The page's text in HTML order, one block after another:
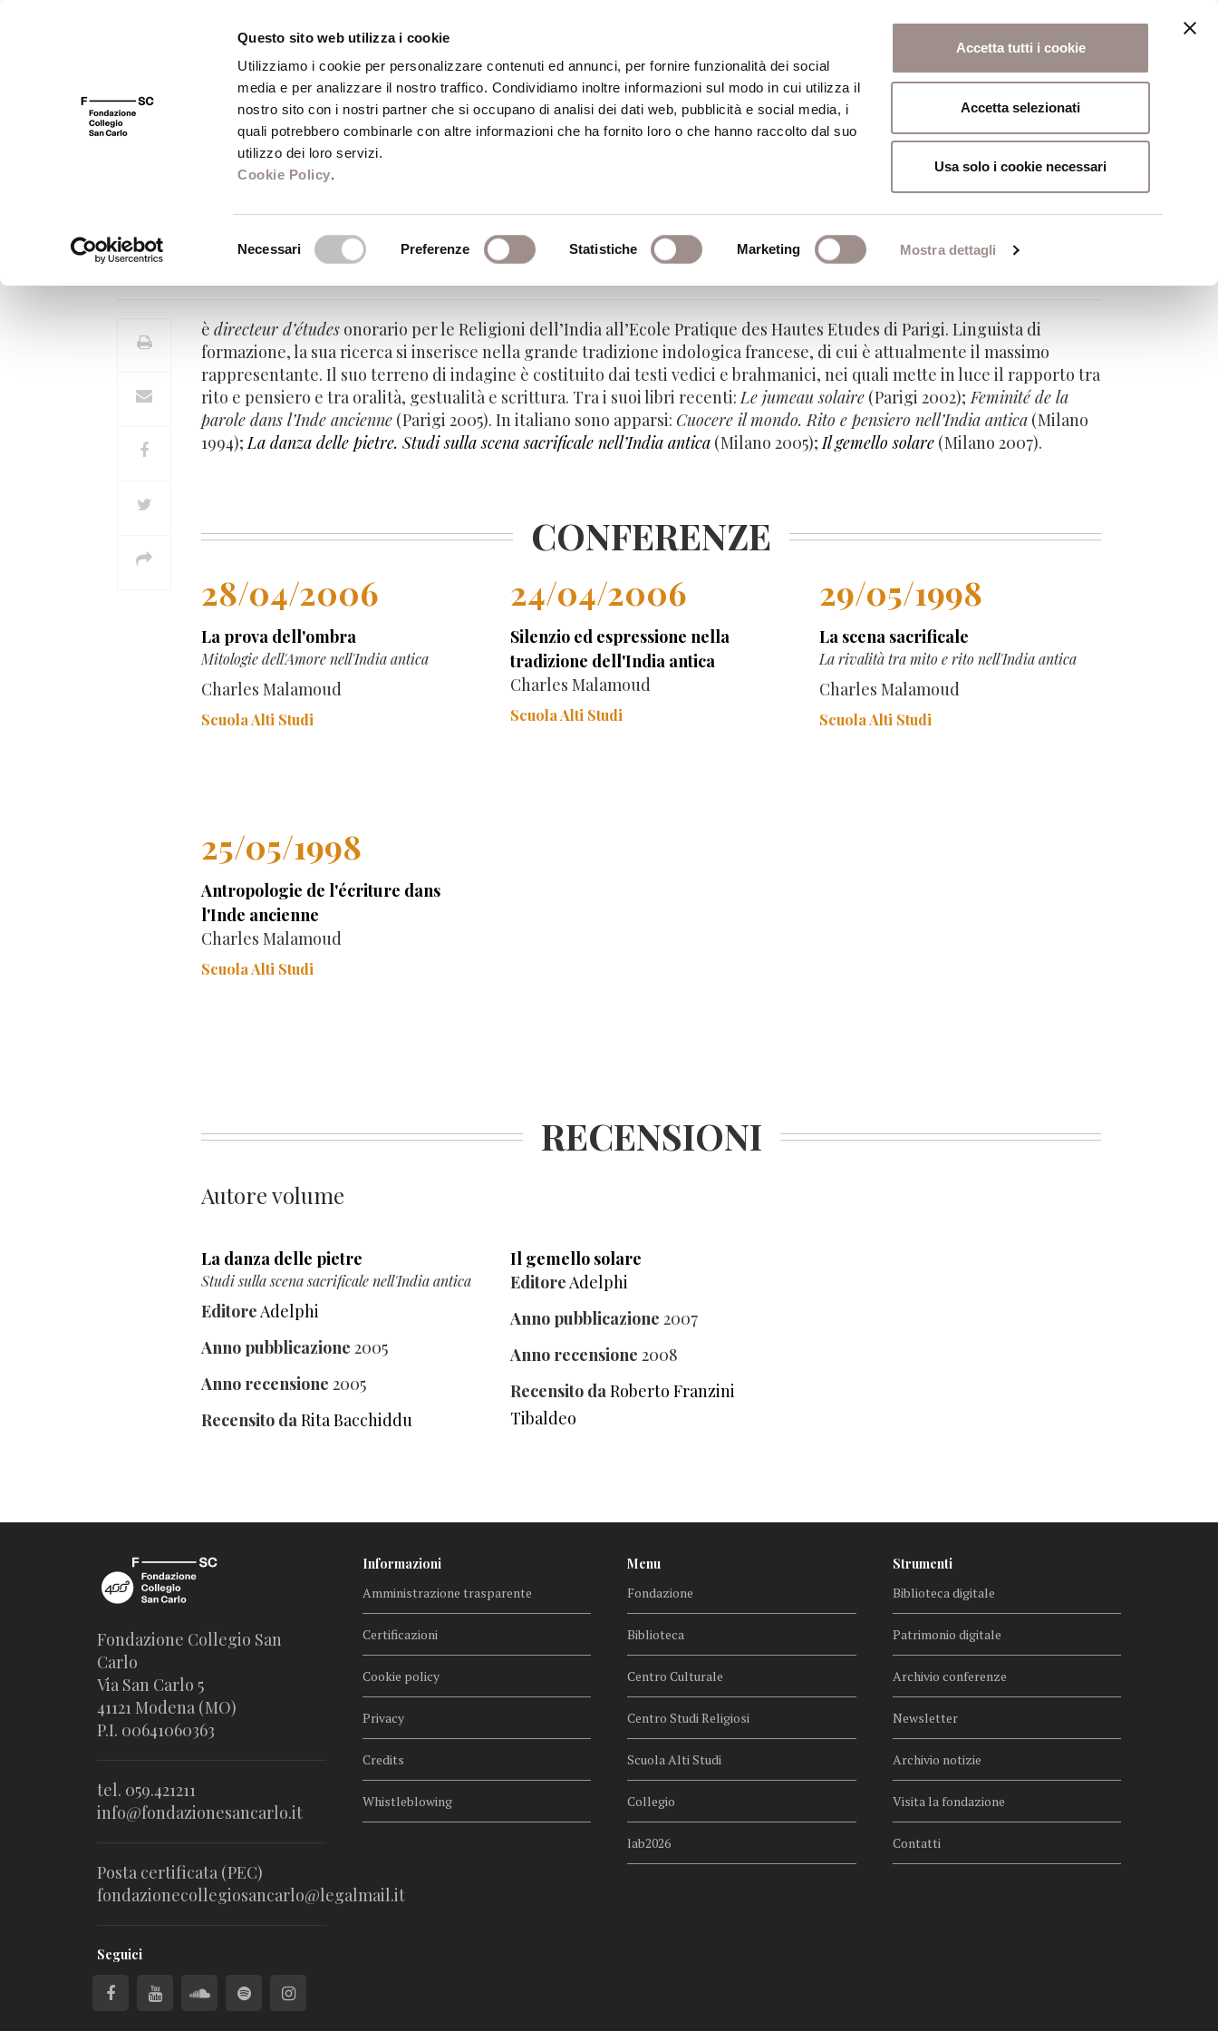
Questo sito web utilizza i cookie
Utilizziamo i cookie per personalizzare contenuti ed annunci, per fornire funzionalità dei social
media e per analizzare il nostro traffico. Condividiamo inoltre informazioni sul modo in cui utilizza il
nostro sito con i nostri partner che si occupano di analisi dei dati web, pubblicità e social media, i
quali potrebbero combinarle con altre informazioni che ha fornito loro o che hanno raccolto dal suo
utilizzo dei loro servizi.
Cookie Policy.
Necessari Preferenze Statistiche Marketing Mostra dettagli
Accetta tutti i cookie
Accetta selezionati
Usa solo i cookie necessari
FSC 400 Fondazione Biblioteca Centro Culturale Centro Studi Religiosi Scuola Alti Studi
Charles Malamoud
Directeur d'études per le Religioni dell'India - Ecole Pratique des Hautes Etudes, Paris
è directeur d’études onorario per le Religioni dell’India all’Ecole Pratique des Hautes Etudes di Parigi. Linguista di
formazione, la sua ricerca si inserisce nella grande tradizione indologica francese, di cui è attualmente il massimo
rappresentante. Il suo terreno di indagine è costituito dai testi vedici e brahmanici, nei quali mette in luce il rapporto tra
rito e pensiero e tra oralità, gestualità e scrittura. Tra i suoi libri recenti:Le jumeau solaire (Parigi 2002); Feminité de la
parole dans l’Inde ancienne (Parigi 2005). In italiano sono apparsi: Cuocere il mondo. Rito e pensiero nell’India antica (Milano
1994);La danza delle pietre. Studi sulla scena sacrificale nell’India antica (Milano 2005);Il gemello solare (Milano 2007).
CONFERENZE
28/04/2006
La prova dell'ombra
Mitologie dell'Amore nell'India antica
Charles Malamoud
Scuola Alti Studi
24/04/2006
Silenzio ed espressione nella
tradizione dell'India antica
Charles Malamoud
Scuola Alti Studi
29/05/1998
La scena sacrificale
La rivalità tra mito e rito nell'India antica
Charles Malamoud
Scuola Alti Studi
25/05/1998
Antropologie de l'écriture dans
l'Inde ancienne
Charles Malamoud
Scuola Alti Studi
RECENSIONI
Autore volume
La danza delle pietre
Studi sulla scena sacrificale nell'India antica
EditoreAdelphi
Anno pubblicazione 2005
Anno recensione 2005
Recensito daRita Bacchiddu
Il gemello solare
EditoreAdelphi
Anno pubblicazione 2007
Anno recensione 2008
Recensito daRoberto Franzini
Tibaldeo
Fondazione Collegio San
Carlo
Via San Carlo 5
41121 Modena (MO)
P.I. 00641060363
tel. 059.421211
info@fondazionesancarlo.it
Posta certificata (PEC)
fondazionecollegiosancarlo@legalmail.it
Seguici
Informazioni
Amministrazione trasparente
Certificazioni
Cookie policy
Privacy
Credits
Whistleblowing
Menu
Fondazione
Biblioteca
Centro Culturale
Centro Studi Religiosi
Scuola Alti Studi
Collegio
lab2026
Strumenti
Biblioteca digitale
Patrimonio digitale
Archivio conferenze
Newsletter
Archivio notizie
Visita la fondazione
Contatti